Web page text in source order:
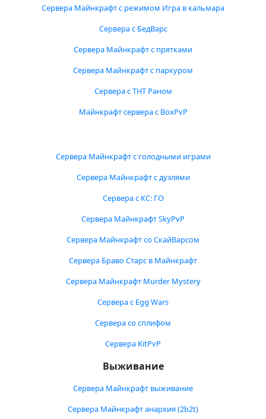
Сервера Майнкрафт с режимом Игра в кальмара
Сервера с БедВарс
Сервера Майнкрафт с прятками
Сервера Майнкрафт с паркуром
Сервера с ТНТ Раном
Майнкрафт сервера с BoxPvP
Сервера Майнкрафт с голодными играми
Сервера Майнкрафт с дуэлями
Сервера с КС: ГО
Сервера Майнкрафт SkyPvP
Сервера Майнкрафт со СкайВарсом
Сервера Браво Старс в Майнкрафт
Сервера Майнкрафт Murder Mystery
Сервера с Egg Wars
Сервера со сплифом
Сервера KitPvP
Выживание
Сервера Майнкрафт выживание
Сервера Майнкрафт анархия (2b2t)